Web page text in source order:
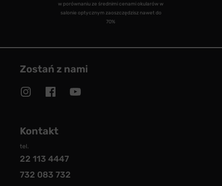
w porównaniu ze średnimi cenami okularów w
salonie optycznym zaoszczędzisz nawet do
70%
Zostań z nami
Kontakt
tel.
22 113 4447
732 083 732